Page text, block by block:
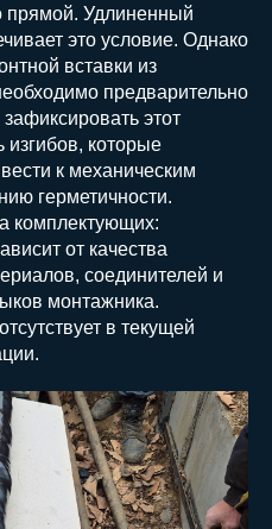
прямой. Удлиненный
это условие. Однако
вставки из
предварительно
этот
изгибов, которые
к механическим
герметичности.
комплектующих:
от качества
соединителей и
монтажника.
в текущей